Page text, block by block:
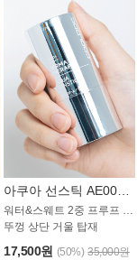
워터&스웨트 2중 프루프 / SPF 50+
뚜껑 상단 거울 탑재
17,500원 (50%) 35,000원